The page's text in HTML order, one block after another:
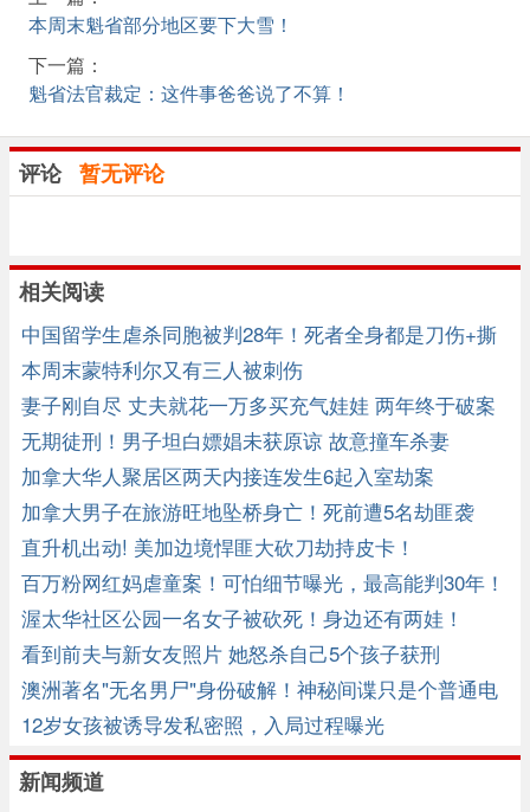
本周末魁省部分地区要下大雪！
下一篇：
魁省法官裁定：这件事爸爸说了不算！
评论 暂无评论
相关阅读
中国留学生虐杀同胞被判28年！死者全身都是刀伤+撕
裂！
本周末蒙特利尔又有三人被刺伤
妻子刚自尽 丈夫就花一万多买充气娃娃 两年终于破案
了
无期徒刑！男子坦白嫖娼未获原谅 故意撞车杀妻
加拿大华人聚居区两天内接连发生6起入室劫案
加拿大男子在旅游旺地坠桥身亡！死前遭5名劫匪袭
击！
直升机出动! 美加边境悍匪大砍刀劫持皮卡！
百万粉网红妈虐童案！可怕细节曝光，最高能判30年！
渥太华社区公园一名女子被砍死！身边还有两娃！
看到前夫与新女友照片 她怒杀自己5个孩子获刑
澳洲著名"无名男尸"身份破解！神秘间谍只是个普通电
工 ...
12岁女孩被诱导发私密照，入局过程曝光
新闻频道